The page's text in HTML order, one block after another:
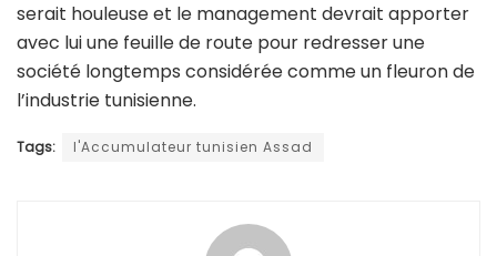
serait houleuse et le management devrait apporter
avec lui une feuille de route pour redresser une
société longtemps considérée comme un fleuron de
l’industrie tunisienne.
Tags: l'Accumulateur tunisien Assad